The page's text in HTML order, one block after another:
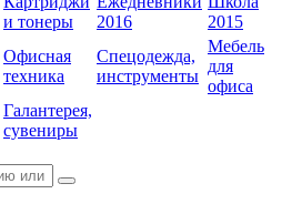
и тонеры
2016
2015
Офисная
техника
Спецодежда,
инструменты
Мебель
для
офиса
Галантерея,
сувениры